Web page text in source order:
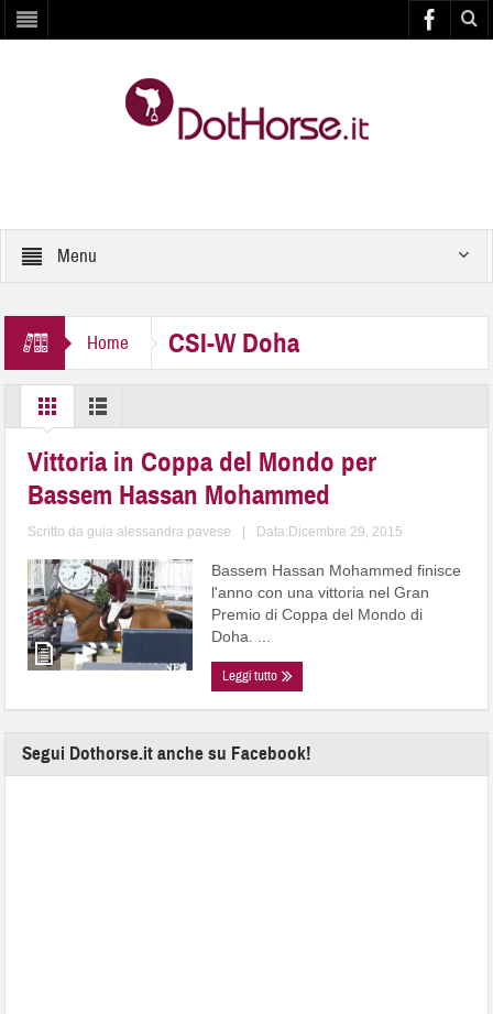
Menu
Home CSI-W Doha
Vittoria in Coppa del Mondo per
Bassem Hassan Mohammed
Scritto daguia alessandra pavese Data:Dicembre 29, 2015
Bassem Hassan Mohammed finisce
l'anno con una vittoria nel Gran
Premio di Coppa del Mondo di
Doha. ...
Leggi tutto
Segui Dothorse.it anche su Facebook!